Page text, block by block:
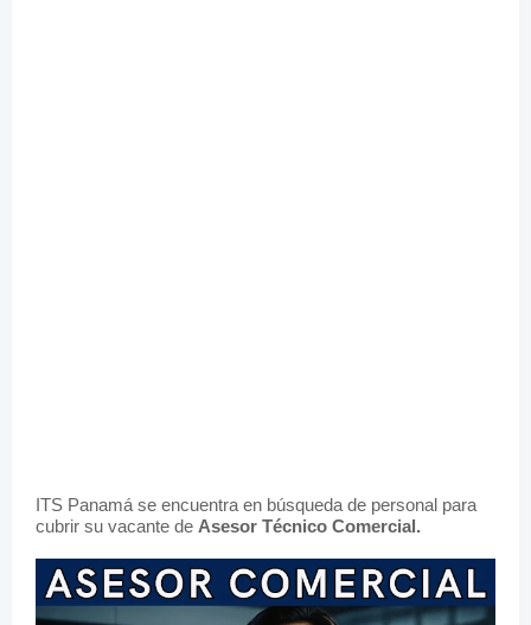
ITS Panamá se encuentra en búsqueda de personal para
cubrir su vacante de Asesor Técnico Comercial.